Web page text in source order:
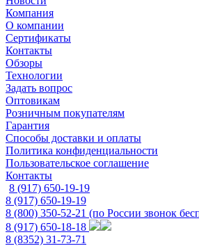
Компания
О компании
Сертификаты
Контакты
Обзоры
Технологии
Задать вопрос
Оптовикам
Розничным покупателям
Гарантия
Способы доставки и оплаты
Политика конфиденциальности
Пользовательское соглашение
Контакты
8 (917) 650-19-19
8 (917) 650-19-19
8 (800) 350-52-21 (по России звонок
8 (917) 650-18-18
8 (8352) 31-73-71